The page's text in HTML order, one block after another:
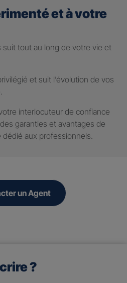
et à votre
tout au long de votre vie et
et suit l’évolution de vos
interlocuteur de confiance
garanties et avantages de
aux professionnels.
un Agent
?